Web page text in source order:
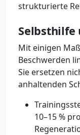
strukturierte
Selbsthilfe
Mit einigen
Beschwerden
Sie ersetzen
anhaltenden
10–15 %